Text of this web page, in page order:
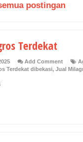
postingan
Terdekat
Add Comment
Terdekat dibekasi, Jual